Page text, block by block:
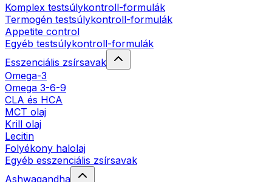
Komplex testsúlykontroll-formulák
Termogén testsúlykontroll-formulák
Appetite control
Egyéb testsúlykontroll-formulák
Esszenciális zsírsavak
Omega-3
Omega 3-6-9
CLA és HCA
MCT olaj
Krill olaj
Lecitin
Folyékony halolaj
Egyéb esszenciális zsírsavak
Ashwagandha